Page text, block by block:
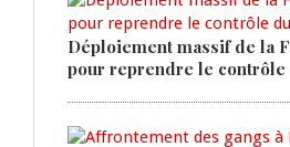
Déploiement massif de la
pour reprendre le